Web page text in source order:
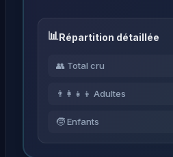
Répartition détaillée
👥 Total cru
👨‍👩‍👧‍👦 Adultes
🧒 Enfants